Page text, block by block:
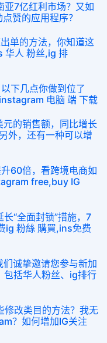
亚7亿红利市场？又如
赞的应用程序？
单的方法，你知道这
华人 粉丝,ig 排
下几点你做到位了
电脑 端 下载
的销售额，同比增长
外，还有一种可以增
60倍，看跨境电商如
free,buy IG
“全面封锁”措施，7
ig 粉絲 購買,ins免费
诚挚邀请您参与新加
括华人粉丝、ig排行
修改类目的方法？我无
？如何增加IG关注